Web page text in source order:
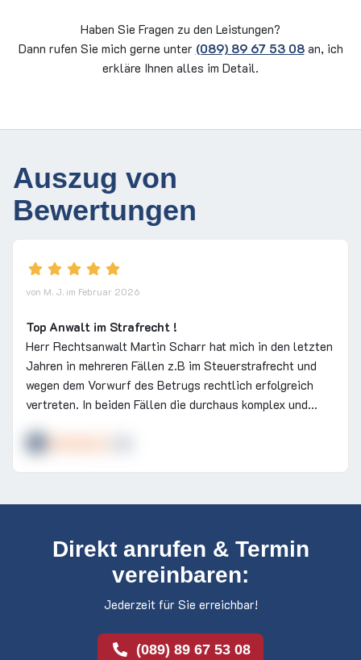
Haben Sie Fragen zu den Leistungen?
Dann rufen Sie mich gerne unter (089) 89 67 53 08an, ich
erkläre Ihnen alles im Detail.
Auszug von
Bewertungen
von M. J. im Februar 2026
Top Anwalt im Strafrecht !
Herr Rechtsanwalt Martin Scharr hat mich in den letzten
Jahren in mehreren Fällen z.B im Steuerstrafrecht und
wegen dem Vorwurf des Betrugs rechtlich erfolgreich
vertreten. In beiden Fällen die durchaus komplex und
schwierig waren konnte Herr Scharr eine Einstellung
Betrugsfall eine Bewährungsstrafe erreichen ohne eine
Anfang an einer Haftstrafe zu entgehen. Herr
merkte ich schnell und er hat mich nie hängen lassen.
Herr RA Scharr war immer erreichbar mit viel
Verständnis und hat sich für mein Recht mit vollem
Einsatz konsequent eingesetzt und gekämpft. Das Preis
strafrechtlichen Rechtsfragen des Alltags ruft Herr
Scharr schnell zurück und berät verständlich und
Direkt anrufen & Termin
vereinbaren:
Jederzeit für Sie erreichbar!
(089) 89 67 53 08